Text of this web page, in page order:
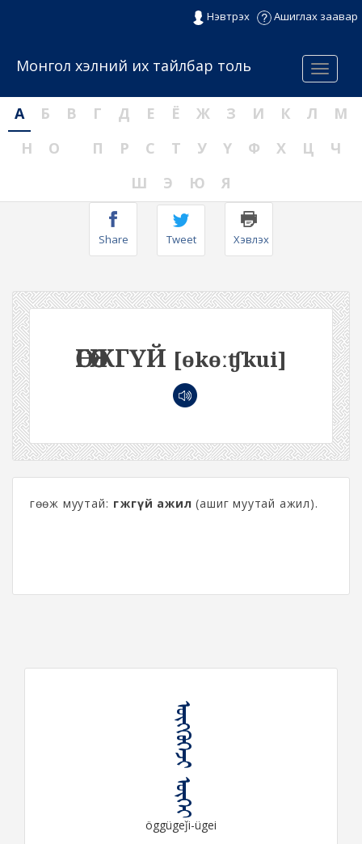
Нэвтрэх Ашиглах заавар
Menu
Монгол хэлний их тайлбар толь
А Б В Г Д Е Ё Ж З И К Л
М
Н
О П Р С Т У Ү Ф Х Ц
Ч
Ш
Э Ю Я
Share Tweet Хэвлэх
ӨГӨӨЖГҮЙ [ɵkɵːʧkui]
Өгөөж муутай: өгөөжгүй ажил (ашиг муутай ажил).
ᠥᠭᠭᠦᠭᠡᠵᠢ ᠦᠭᠡᠶ
öggügeǰi-ügei